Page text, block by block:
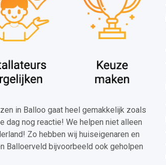
in Balloo gaat heel gemakkelijk zoals
dag nog reactie! We helpen niet alleen
Zo hebben wij huiseigenaren en
Balloerveld bijvoorbeeld ook geholpen